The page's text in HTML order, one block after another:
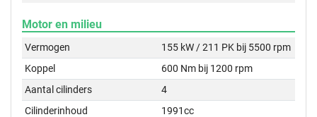
Motor en milieu
Vermogen
155 kW / 211 PK bij 5500 rpm
Koppel
600 Nm bij 1200 rpm
Aantal cilinders
4
Cilinderinhoud
1991cc